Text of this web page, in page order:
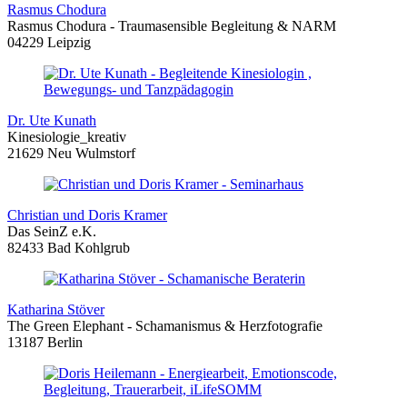
Rasmus Chodura
Rasmus Chodura - Traumasensible Begleitung & NARM
04229 Leipzig
Dr. Ute Kunath
Kinesiologie_kreativ
21629 Neu Wulmstorf
Christian und Doris Kramer
Das SeinZ e.K.
82433 Bad Kohlgrub
Katharina Stöver
The Green Elephant - Schamanismus & Herzfotografie
13187 Berlin